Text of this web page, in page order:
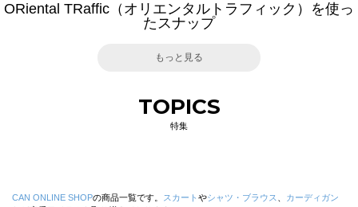
ORiental TRaffic（オリエンタルトラフィック）を使っ
たスナップ
もっと見る
TOPICS
特集
CAN ONLINE SHOPの商品一覧です。 スカート やシャツ・ブラウス
カーディガン